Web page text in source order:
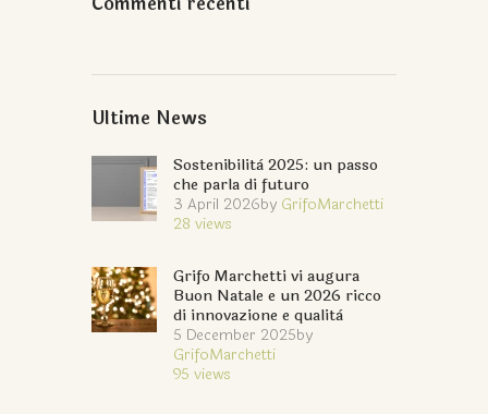
Ultime News
Sostenibilità 2025: un passo
che parla di futuro
3 April 2026by GrifoMarchetti
28 views
Grifo Marchetti vi augura
Buon Natale e un 2026 ricco
di innovazione e qualità
5 December 2025by
GrifoMarchetti
95 views